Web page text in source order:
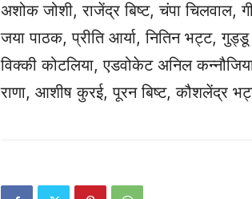
अशोक जोशी, राजेंद्र बिष्ट, चंपा चिलवाल,
जया पाठक, प्रीति आर्या, नितिन भट्ट,
विक्की कोटलिया, एडवोकेट अनिल
राणा, आशीष कुरई, पूरन बिष्ट, कौशलेंद्र